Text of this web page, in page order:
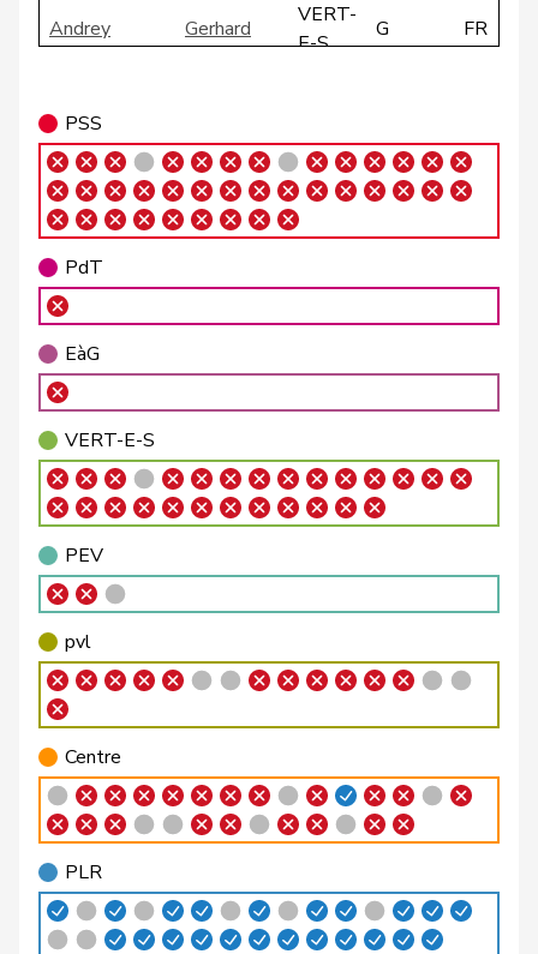
Andrey Gerhard
VERT-
E-S
G FR
Badertscher Christine
VERT-
E-S
G BE
Badran Jacqueline PSS S
ZH
Barrile
Angelo PSS S ZH
Baumann
Bäumle Martin pvl GL
ZH
Bellaiche
Judith pvl GL
ZH
Bendahan
Samuel PSS S
VD
Berthoud
Alexandre PLR RL
VD
Bertschy
Binder-Keller
Marianne Centre M-E
AG
Bircher
Martina UDC V
AG
Birrer-Heimo
Prisca PSS S
LU
Bläsi
Thomas UDC V
GE
Bourgeois
Jacques PLR RL FR
Philipp
PSS
PdT
EàG
VERT-E-S
PEV
pvl
Centre
PLR